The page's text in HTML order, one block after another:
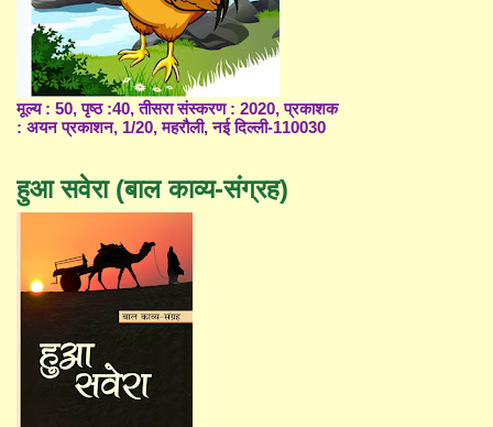
मूल्य : 50, पृष्ठ :40, तीसरा संस्करण : 2020, प्रकाशक
: अयन प्रकाशन, 1/20, महरौली, नई दिल्ली-110030
हुआ सवेरा (बाल काव्य-संग्रह)